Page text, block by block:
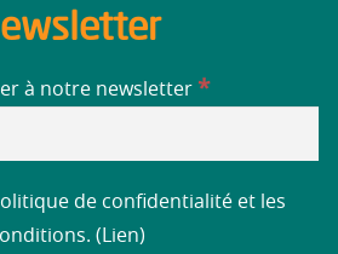
à notre newsletter *
de confidentialité et les
( Lien)